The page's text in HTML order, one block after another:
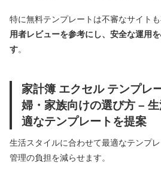
特に無料テンプレートは不審なサイトも
用者レビューを参考にし、安全な運用
す。
家計簿 エクセル テンプレ
婦・家族向けの選び方 –
適なテンプレートを提案
生活スタイルに合わせて最適なテンプ
管理の負担を減らせます。